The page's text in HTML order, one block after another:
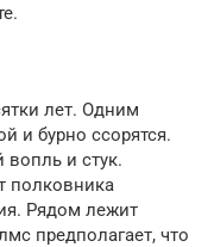
лет. Одним
и бурно ссорятся.
и стук.
полковника
Рядом лежит
предполагает, что